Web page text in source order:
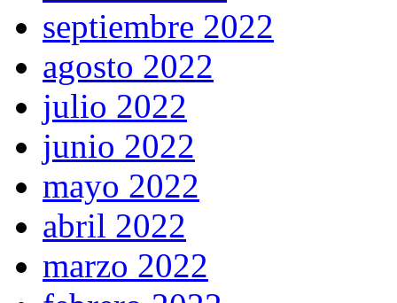
septiembre 2022
agosto 2022
julio 2022
junio 2022
mayo 2022
abril 2022
marzo 2022